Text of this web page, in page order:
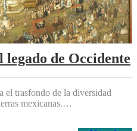
legado de Occidente
el trasfondo de la diversidad
mexicanas.…